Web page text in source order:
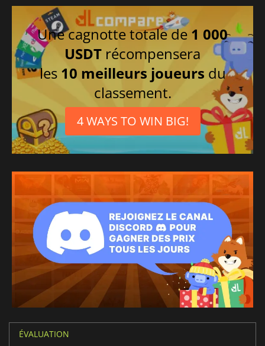
Une cagnotte totale de 1 000
USDT récompensera
les 10 meilleurs joueurs du
classement.
4 WAYS TO WIN BIG!
ÉVALUATION